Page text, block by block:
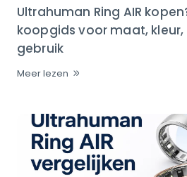
Ultrahuman Ring AIR
koopgids voor maat,
gebruik
Meer lezen